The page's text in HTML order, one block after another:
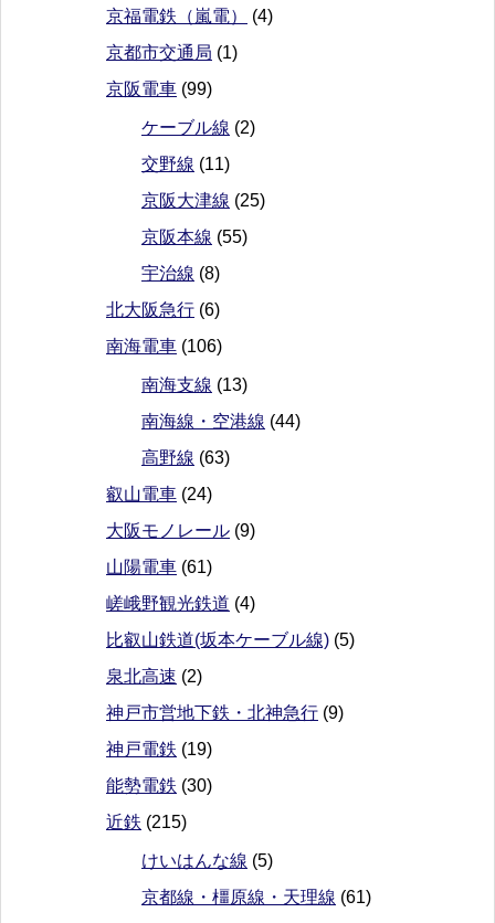
京福電鉄（嵐電）
(4)
京都市交通局 (1)
京阪電車 (99)
ケーブル線 (2)
交野線 (11)
京阪大津線 (25)
京阪本線 (55)
宇治線 (8)
北大阪急行 (6)
南海電車 (106)
南海支線 (13)
南海線・空港線 (44)
高野線 (63)
叡山電車 (24)
大阪モノレール (9)
山陽電車 (61)
嵯峨野観光鉄道 (4)
比叡山鉄道(坂本ケーブル線) (5)
泉北高速 (2)
神戸市営地下鉄・北神急行 (9)
神戸電鉄 (19)
能勢電鉄 (30)
近鉄 (215)
けいはんな線 (5)
京都線・橿原線・天理線 (61)